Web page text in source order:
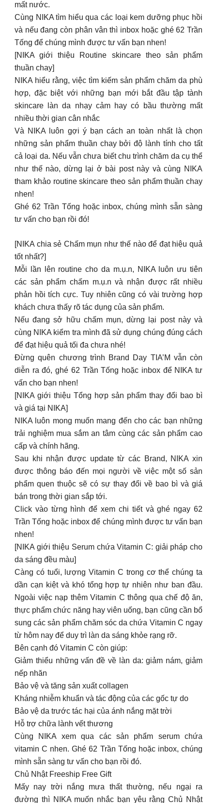
thuần chay]
NIKA hiểu rằng, việc tìm kiếm sản phẩm chăm da phù
hợp, đặc biệt với những bạn mới bắt đầu tập tành
skincare làn da nhạy cảm hay có bầu thường mất
nhiều thời gian cân nhắc
Và NIKA luôn gợi ý bạn cách an toàn nhất là chọn
những sản phẩm thuần chay bởi độ lành tính cho tất
cả loại da. Nếu vẫn chưa biết chu trình chăm da cụ thể
như thế nào, dừng lại ở bài post này và cùng NIKA
tham khảo routine skincare theo sản phẩm thuần chay
nhen!
Ghé 62 Trần Tống hoặc inbox, chúng mình sẵn sàng
tư vấn cho bạn rồi đó!
[NIKA chia sẻ Chấm mụn như thế nào để đạt hiệu quả
tốt nhất?]
Mỗi lần lên routine cho da m.ụ.n, NIKA luôn ưu tiên
các sản phẩm chấm m.ụ.n và nhận được rất nhiều
khách chưa thấy rõ tác dụng của sản phẩm.
Nếu đang sở hữu chấm mụn, dừng lại post này và
cùng NIKA kiểm tra mình đã sử dụng chúng đúng cách
để đạt hiệu quả tối đa chưa nhé!
Đừng quên chương trình Brand Day TIA’M vẫn còn
diễn ra đó, ghé 62 Trần Tống hoặc inbox để NIKA tư
vấn cho bạn nhen!
[NIKA giới thiệu Tổng hợp sản phẩm thay đổi bao bì
và giá tại NIKA]
NIKA luôn mong muốn mang đến cho các bạn những
trải nghiệm mua sắm an tâm cùng các sản phẩm cao
cấp và chính hãng.
Sau khi nhận được update từ các Brand, NIKA xin
được thông báo đến mọi người về việc một số sản
phẩm quen thuộc sẽ có sự thay đổi về bao bì và giá
bán trong thời gian sắp tới.
Click vào từng hình để xem chi tiết và ghé ngay 62
Trần Tống hoặc inbox để chúng mình được tư vấn bạn
nhen!
[NIKA giới thiệu Serum chứa Vitamin C: giải pháp cho
da sáng đều màu]
Càng có tuổi, lượng Vitamin C trong cơ thể chúng ta
dần cạn kiệt và khó tổng hợp tự nhiên như ban đầu.
Ngoài việc nạp thêm Vitamin C thông qua chế độ ăn,
thực phẩm chức năng hay viên uống, bạn cũng cần bổ
sung các sản phẩm chăm sóc da chứa Vitamin C ngay
từ hôm nay để duy trì làn da sáng khỏe rạng rỡ.
Bên cạnh đó Vitamin C còn giúp:
Giảm thiểu những vấn đề về làn da: giảm nám, giảm
nếp nhăn
Bảo vệ và tăng sản xuất collagen
Kháng nhiễm khuẩn và tác động của các gốc tự do
Bảo vệ da trước tác hại của ánh nắng mặt trời
Hỗ trợ chữa lành vết thương
Cùng NIKA xem qua các sản phẩm serum chứa
vitamin C nhen. Ghé 62 Trần Tống hoặc inbox, chúng
mình sẵn sàng tư vấn cho bạn rồi đó.
Chủ Nhật Freeship Free Gift
Mấy nay trời nắng mưa thất thường, nếu ngại ra
đường thì NIKA muốn nhắc bạn yêu rằng Chủ Nhật
tuần nào chúng cũng có chương trình Freeship Free
Gift đó.
Và ngoài ra đừng quên mua combo TIA’M giá tốt được
tặng nước tẩy trang Bioderma travel size nhen.
Ghé 62 Trần Tống hoặc inbox thủ thỉ cùng NIKA yêu